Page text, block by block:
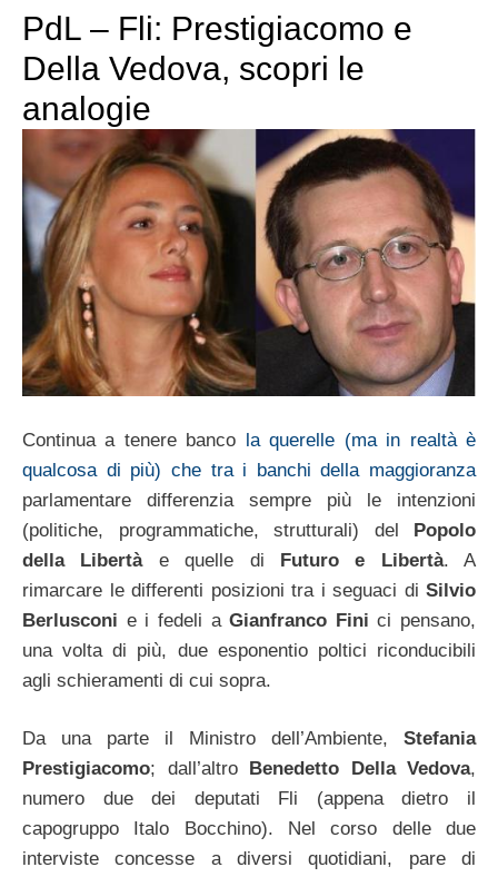
PdL – Fli: Prestigiacomo e
Della Vedova, scopri le
analogie
Continua a tenere banco la querelle (ma in realtà è
qualcosa di più) che tra i banchi della maggioranza
parlamentare differenzia sempre più le intenzioni
(politiche, programmatiche, strutturali) del Popolo
della Libertàe quelle di Futuro e Libertà. A
rimarcare le differenti posizioni tra i seguaci di Silvio
Berlusconi e i fedeli aGianfranco Fini ci pensano,
una volta di più, due esponentio poltici riconducibili
agli schieramenti di cui sopra.
Da una parte il Ministro dell’Ambiente, Stefania
Prestigiacomo; dall’altro Benedetto Della Vedova,
numero due dei deputati Fli (appena dietro il
capogruppo Italo Bocchino). Nel corso delle due
interviste concesse a diversi quotidiani, pare di